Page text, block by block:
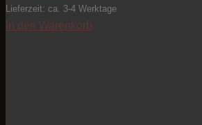
Lieferzeit: ca. 3-4 Werktage
In den Warenkorb